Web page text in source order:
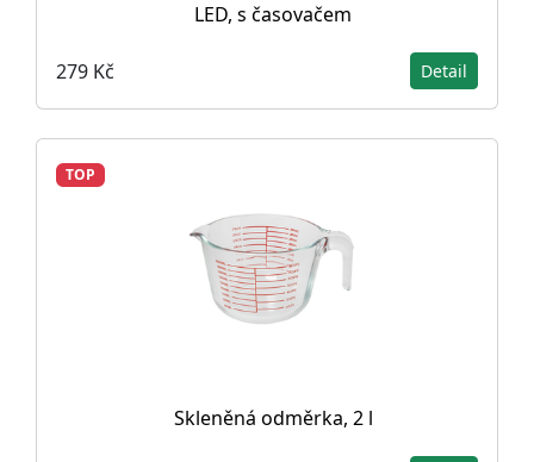
LED, s časovačem
279 Kč Detail
TOP
Skleněná odměrka, 2 l